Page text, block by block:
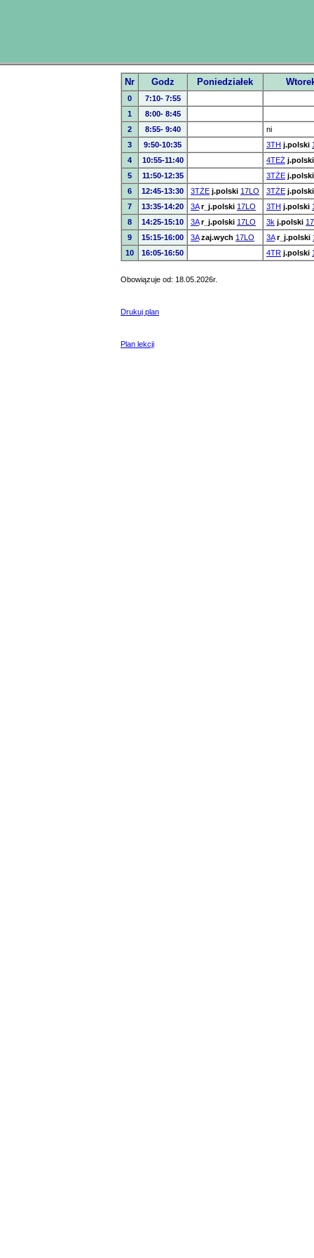
Nr Godz Poniedziałek
0
7:10- 7:55
1
8:00- 8:45
2
8:55- 9:40
ni
3
9:50-10:35 3TH j.polski
4
10:55-11:40 4TEŻ j.polski
5
11:50-12:35 3TŻE j.polski
6
12:45-13:30 3TŻE j.polski 17LO 3TŻE j.polski
7
13:35-14:20 3A r_j.polski 17LO 3TH j.polski
8
14:25-15:10 3A r_j.polski 17LO 3k j.polski
9
15:15-16:00 3A zaj.wych 17LO 3A r_j.polski
10
16:05-16:50 4TR j.polski
Obowiązuje od: 18.05.2026r.
Drukuj plan
Plan lekcji